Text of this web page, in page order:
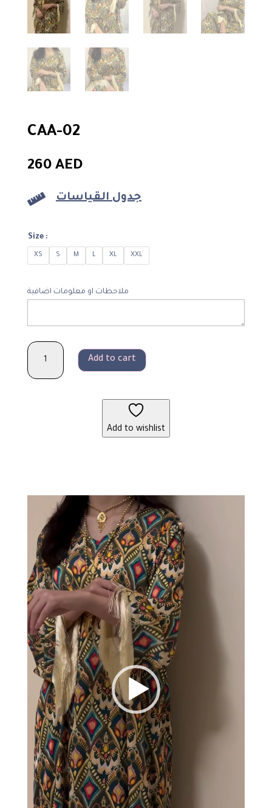
CAA-02
260 AED
 جدول القياسات
Size :
XS S M L XL XXL
ملاحظات او معلومات اضافية
CAA-
quantity
Add to cart
Add to wishlist
Player